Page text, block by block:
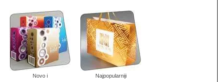
papirne čaše
futrole za diplome
kutije za prirodni sapun
trouglaste kutije
Novo i
Najpopularniji